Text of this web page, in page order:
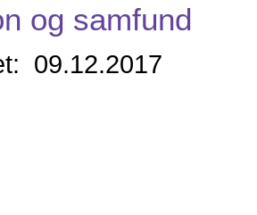
og samfund
09.12.2017